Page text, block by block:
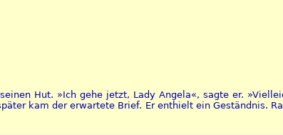
Hut. »Ich gehe jetzt, Lady Angela«, sagte er.
kam der erwartete Brief. Er enthielt ein Geständnis.